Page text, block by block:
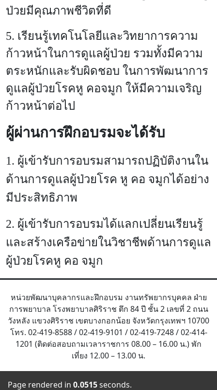
ป่วยมีคุณภาพชีวิตที่ดี
5. เรียนรู้เทคโนโลยีและวิทยาการความ
ก้าวหน้าในการดูแลผู้ป่วย รวมทั้งมีความ
ตระหนักและรับผิดชอบ ในการพัฒนาการ
ดูแลผู้ป่วยโรคหู คอจมูก ให้มีความเจริญ
ก้าวหน้าต่อไป
ผู้ผ่านการฝึกอบรมจะได้รับ
1. ผู้เข้ารับการอบรมสามารถปฏิบัติงานใน
ด้านการดูแลผู้ป่วยโรค หู คอ จมูกได้อย่าง
มีประสิทธิภาพ
2. ผู้เข้ารับการอบรมได้แลกเปลี่ยนเรียนรู้
และสร้างเครือข่ายในวิชาชีพด้านการดูแล
ผู้ป่วยโรคหู คอ จมูก
หน่วยพัฒนาบุคลากรและฝึกอบรม งานทรัพยากรบุคคล ฝ่าย
การพยาบาล โรงพยาบาลศิริราช ตึก 84 ปี ชั้น 2 เลขที่ 2 ถนน
วังหลัง แขวงศิริราช เขตบางกอกน้อย จังหวัดกรุงเทพฯ 10700
โทร. 02-419-8588 / 02-419-9101 / 02-419-7248 / 02-414-
1201 (ติดต่อสอบถามเวลาราชการ 08.00 – 16.00 น.) พัก
เที่ยง 12.00 – 13.00 น.
Page rendered in 0.0515seconds.